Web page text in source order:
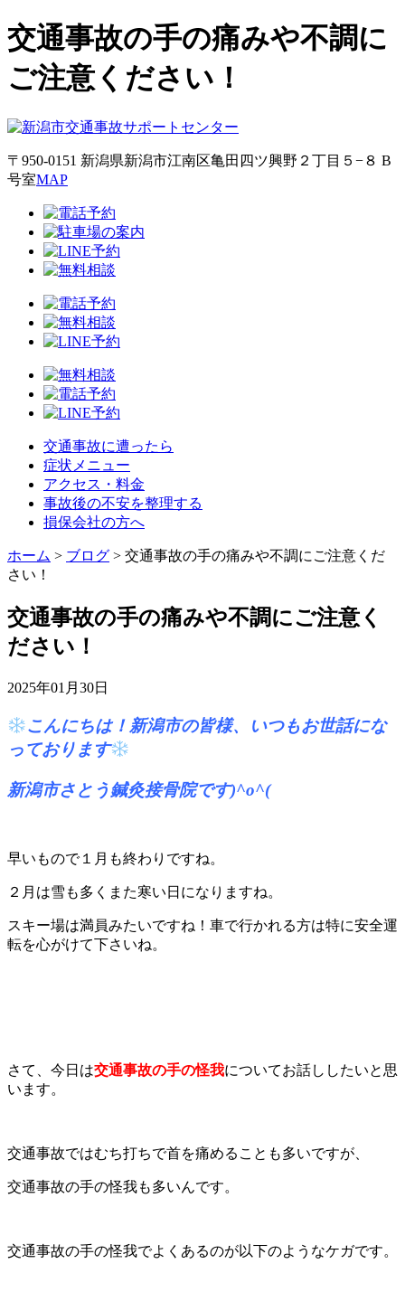
交通事故の手の痛みや不調に
ご注意ください！
〒950-0151 新潟県新潟市江南区亀田四ツ興野２丁目５−８ B
号室MAP
交通事故に遭ったら
症状メニュー
アクセス・料金
事故後の不安を整理する
損保会社の方へ
ホーム > ブログ > 交通事故の手の痛みや不調にご注意くだ
さい！
交通事故の手の痛みや不調にご注意く
ださい！
2025年01月30日
こんにちは！新潟市の皆様、いつもお世話にな
っております
新潟市さとう鍼灸接骨院です)^o^(
早いもので１月も終わりですね。
２月は雪も多くまた寒い日になりますね。
スキー場は満員みたいですね！車で行かれる方は特に安全運
転を心がけて下さいね。
さて、今日は交通事故の手の怪我についてお話ししたいと思
います。
交通事故ではむち打ちで首を痛めることも多いですが、
交通事故の手の怪我も多いんです。
交通事故の手の怪我でよくあるのが以下のようなケガです。